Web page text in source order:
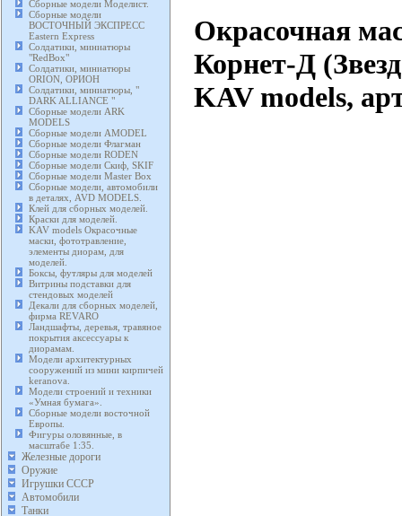
Сборные модели Моделист.
Сборные модели
ВОСТОЧНЫЙ ЭКСПРЕСС
Eastern Express
Солдатики, миниатюры
"RedBox"
Солдатики, миниатюры
ORION, ОРИОН
Солдатики, миниатюры, "
DARK ALLIANCE "
Сборные модели ARK
MODELS
Сборные модели AMODEL
Сборные модели Флагман
Сборные модели RODEN
Сборные модели Скиф, SKIF
Сборные модели Master Box
Сборные модели, автомобили
в деталях, AVD MODELS.
Клей для сборных моделей.
Краски для моделей.
KAV models Окрасочные
маски, фототравление,
элементы диорам, для
моделей.
Боксы, футляры для моделей
Витрины подставки для
стендовых моделей
Декали для сборных моделей,
фирма REVARO
Ландшафты, деревья, травяное
покрытия аксессуары к
диорамам.
Модели архитектурных
сооружений из мини кирпичей
keranova.
Модели строений и техники
«Умная бумага».
Сборные модели восточной
Европы.
Фигуры оловянные, в
масштабе 1:35.
Железные дороги
Оружие
Игрушки СССР
Автомобили
Танки
Окрасочная
Корнет-Д
KAV models,